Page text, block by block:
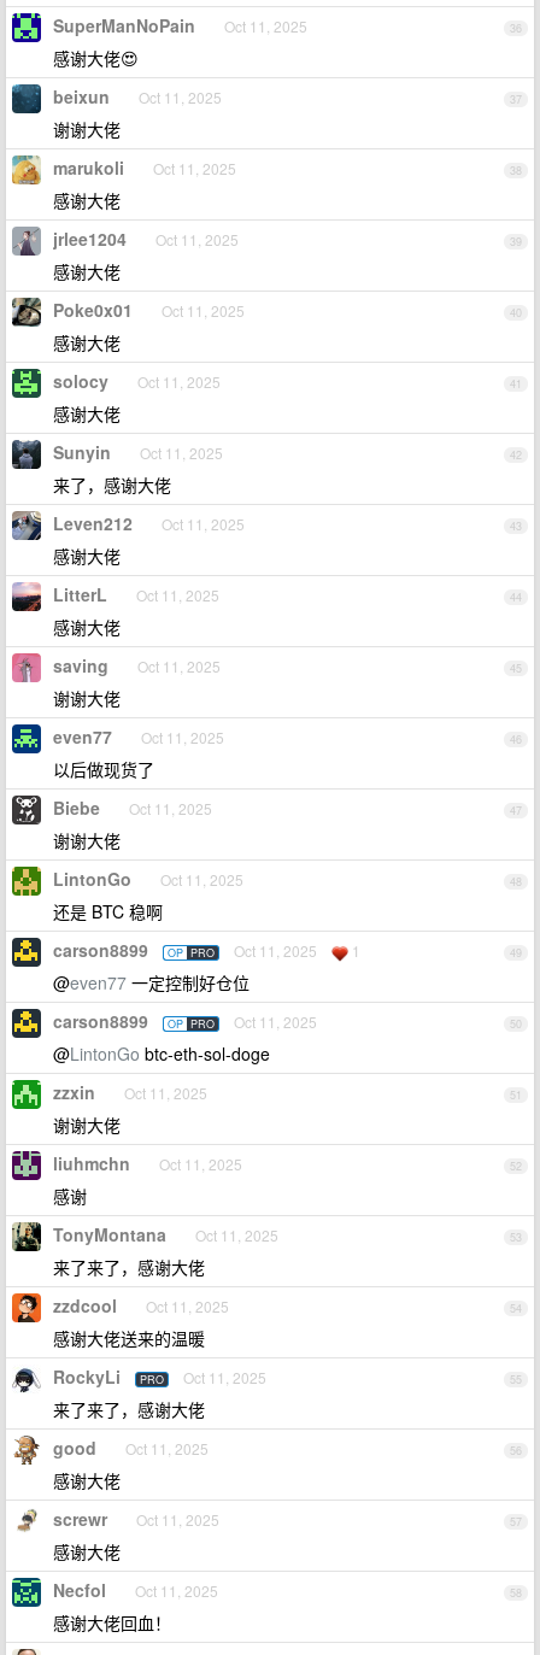
36
SuperManNoPain Oct 11, 2025
感谢大佬😍
37
beixun Oct 11, 2025
谢谢大佬
38
marukoli Oct 11, 2025
感谢大佬
39
jrlee1204 Oct 11, 2025
感谢大佬
40
Poke0x01 Oct 11, 2025
感谢大佬
41
solocy Oct 11, 2025
感谢大佬
42
Sunyin Oct 11, 2025
来了，感谢大佬
43
Leven212 Oct 11, 2025
感谢大佬
44
LitterL Oct 11, 2025
感谢大佬
45
saving Oct 11, 2025
谢谢大佬
46
even77 Oct 11, 2025
以后做现货了
47
Biebe Oct 11, 2025
谢谢大佬
48
LintonGo Oct 11, 2025
还是 BTC 稳啊
49
carson8899 OP PRO Oct 11, 2025 1
@even77 一定控制好仓位
50
carson8899 OP PRO Oct 11, 2025
@LintonGo btc-eth-sol-doge
51
zzxin Oct 11, 2025
谢谢大佬
52
liuhmchn Oct 11, 2025
感谢
53
TonyMontana Oct 11, 2025
来了来了，感谢大佬
54
zzdcool Oct 11, 2025
感谢大佬送来的温暖
55
RockyLi PRO Oct 11, 2025
来了来了，感谢大佬
56
good Oct 11, 2025
感谢大佬
57
screwr Oct 11, 2025
感谢大佬
58
Necfol Oct 11, 2025
感谢大佬回血！